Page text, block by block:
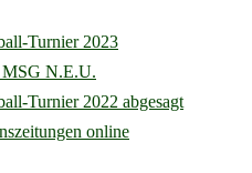
Turnier 2023
MSG N.E.U.
Turnier 2022 abgesagt
online